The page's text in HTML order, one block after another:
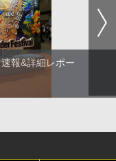
報&詳細レポー